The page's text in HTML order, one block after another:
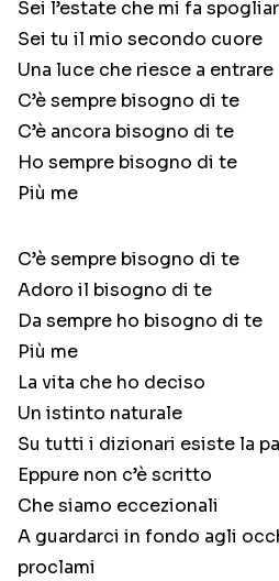
Sei l’estate che mi fa
Sei tu il mio secondo cuore
Una luce che riesce a entrare
C’è sempre bisogno di te
C’è ancora bisogno di te
Ho sempre bisogno di te
Più me
C’è sempre bisogno di te
Adoro il bisogno di te
Da sempre ho bisogno di te
Più me
La vita che ho deciso
Un istinto naturale
Su tutti i dizionari esiste la
Eppure non c’è scritto
Che siamo eccezionali
A guardarci in fondo agli
proclami